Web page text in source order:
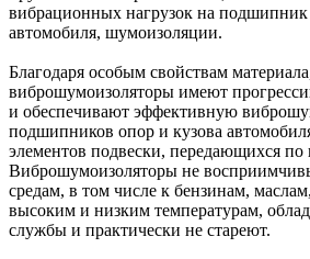
вибрационных нагрузок на
автомобиля, шумоизоляции.
Благодаря особым свойствам
виброшумоизоляторы имеют
и обеспечивают эффективную
подшипников опор и кузова
элементов подвески, передающихся
Виброшумоизоляторы не
средам, в том числе к бензинам,
высоким и низким температурам,
службы и практически не стареют.